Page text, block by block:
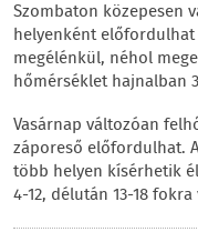
Szombaton közepesen
helyenként
megélénkül, néhol
hőmérséklet hajnalban
Vasárnap változóan
záporeső előfordulhat.
több helyen kísérhetik
4-12, délután 13-18